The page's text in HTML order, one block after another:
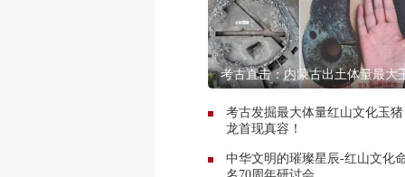
考古直击：内蒙古出土体量最大
考古发掘最大体量红山文化玉猪
龙首现真容！
中华文明的璀璨星辰-红山文化